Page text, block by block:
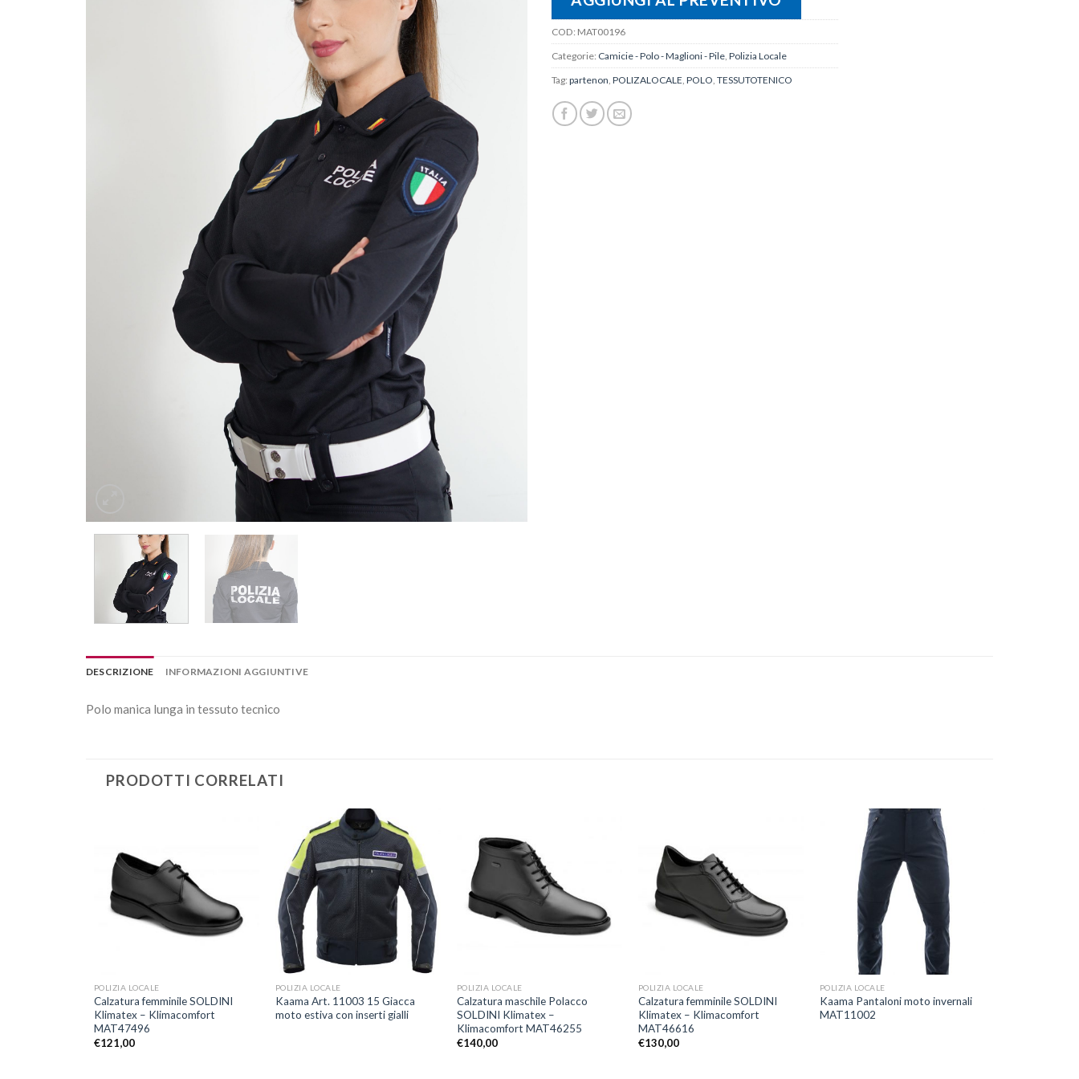
COD: MAT00196
Categorie: Camicie - Polo - Maglioni - Pile, Polizia Locale
Tag: partenon, POLIZALOCALE, POLO, TESSUTOTENICO
DESCRIZIONE INFORMAZIONI AGGIUNTIVE
Polo manica lunga in tessuto tecnico
PRODOTTI CORRELATI
POLIZIA LOCALE
Calzatura femminile SOLDINI
Klimatex – Klimacomfort
MAT47496
€121,00
Aggiungi
alla lista
dei
desideri
+
POLIZIA LOCALE
Kaama Art. 11003 15 Giacca
moto estiva con inserti gialli
POLIZIA LOCALE
Calzatura maschile Polacco
SOLDINI Klimatex –
Klimacomfort MAT46255
€140,00
POLIZIA LOCALE
Calzatura femminile SOLDINI
Klimatex – Klimacomfort
MAT46616
€130,00
Aggiungi
alla lista
dei
desideri
POLIZIA LOCALE
Kaama Pantaloni moto invernali
MAT11002